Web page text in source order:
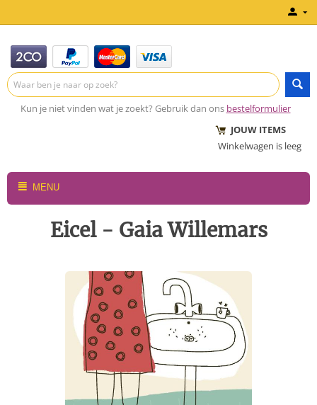
Kun je niet vinden wat je zoekt? Gebruik dan ons bestelformulier
JOUW ITEMS
Winkelwagen is leeg
MENU
Eicel - Gaia Willemars